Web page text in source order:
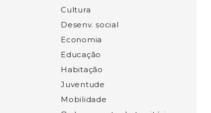
Cultura
Desenv. social
Economia
Educação
Habitação
Juventude
Mobilidade